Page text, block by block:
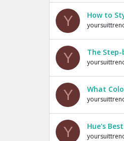
Y How to
Y The
Y What
Y Hue's